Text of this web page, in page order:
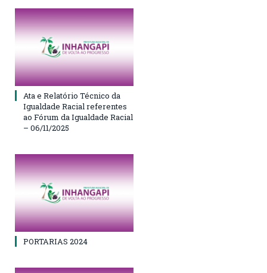
Ata e Relatório Técnico da
Igualdade Racial referentes
ao Fórum da Igualdade Racial
– 06/11/2025
PORTARIAS 2024